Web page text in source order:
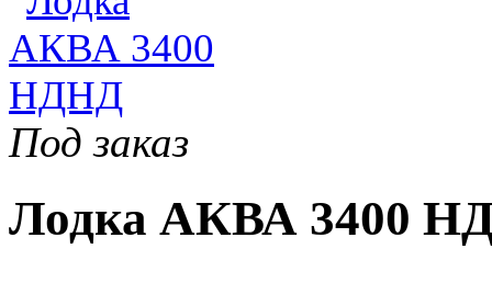
Под заказ
Лодка АКВА 3400